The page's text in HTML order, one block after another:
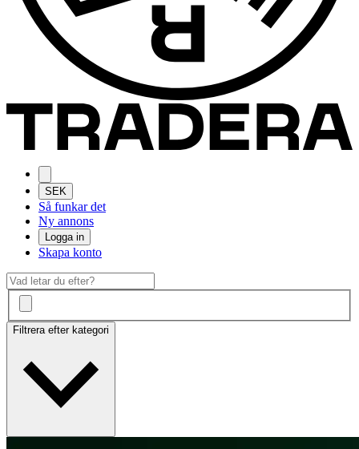
SEK
Så funkar det
Ny annons
Logga in
Skapa konto
Filtrera efter kategori